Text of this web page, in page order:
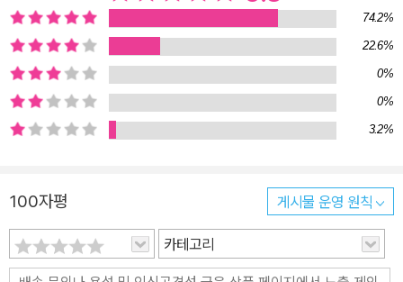
걸작 다큐멘터리이다. '블러디 메리라'라 불리는 암호랑이 가족이 3대
에 걸쳐 전하는 생존을 향한 대서사시로 시베리아호랑이를 향한 깊은
애정과 세심한 배려, 광활한 대자연의 경이로움을 담아낸 방대한 자
료, 압도적이면서도 아름다운 문장이 읽는 내내 한시도 눈을 뗄 수 없
게 한다. 호랑이의 탄생에서 죽음, 눈물과 기쁨, 희로애락까지 뜨거운
심장과 강인한 생명력으로 살아가고 있는 '블러디 메리'라 불리는 암
의 숲에서는 인간과 호랑이의 냉혹한 생존투쟁, 그 도전과 응전의 역
사가 오랜 세월 진행되어 왔으며 지금 이 시간에도 진행되고 있다. 벌
목과 개발, 혹한과 밀렵 등 숲의 역사는 점점 더 혹독해지고 있다. 한
때 밀림으로 불렸던 두만강 북쪽의 숲은 이제 밀렵의 천국의 되었고
74.2%
22.6%
0%
0%
3.2%
100자평 게시물 운영 원칙
카테고리